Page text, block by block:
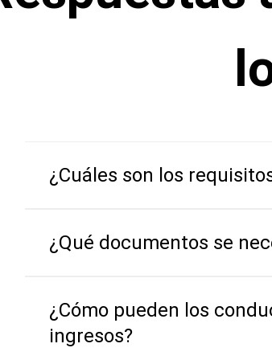
¿Cuáles son los
¿Qué documentos se
¿Cómo pueden los
ingresos?